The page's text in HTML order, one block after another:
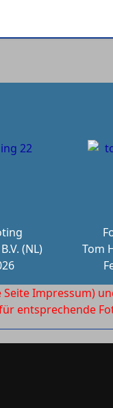
(NL)
Tom
Seite Impressum)
entsprechende